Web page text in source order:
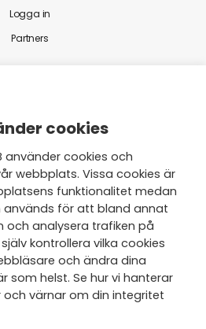
Logga in
Partners
Ekoappen
tagit del av Ekoappens
och
och tar gärna del
och exklusiva
via min e-post.
cookies
använder cookies och
webbplats. Vissa cookies är
funktionalitet medan
för att bland annat
och analysera trafiken på
kontrollera vilka cookies
och ändra dina
som helst. Se hur vi hanterar
värnar om din integritet